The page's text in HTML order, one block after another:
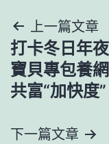
文
章
導
覽
上一篇文章
打卡冬日年
寶貝專包養
共富“加快度”
下一篇文章